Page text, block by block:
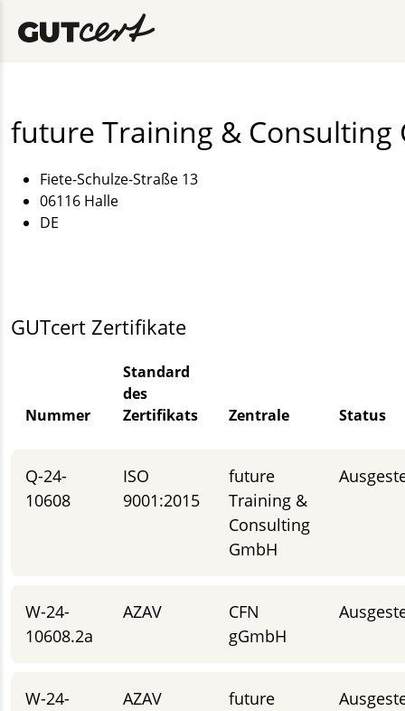
future Training & Consulting
Fiete-Schulze-Straße 13
06116 Halle
DE
GUTcert Zertifikate
Nummer
Standard
des
Zertifikats
Zentrale Status
Q-24-
10608
ISO
9001:2015
future
Training &
Consulting
GmbH
W-24-
10608.2a
AZAV
CFN
gGmbH
W-24-
AZAV
future